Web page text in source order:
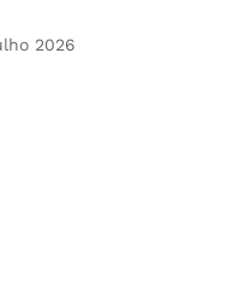
2026